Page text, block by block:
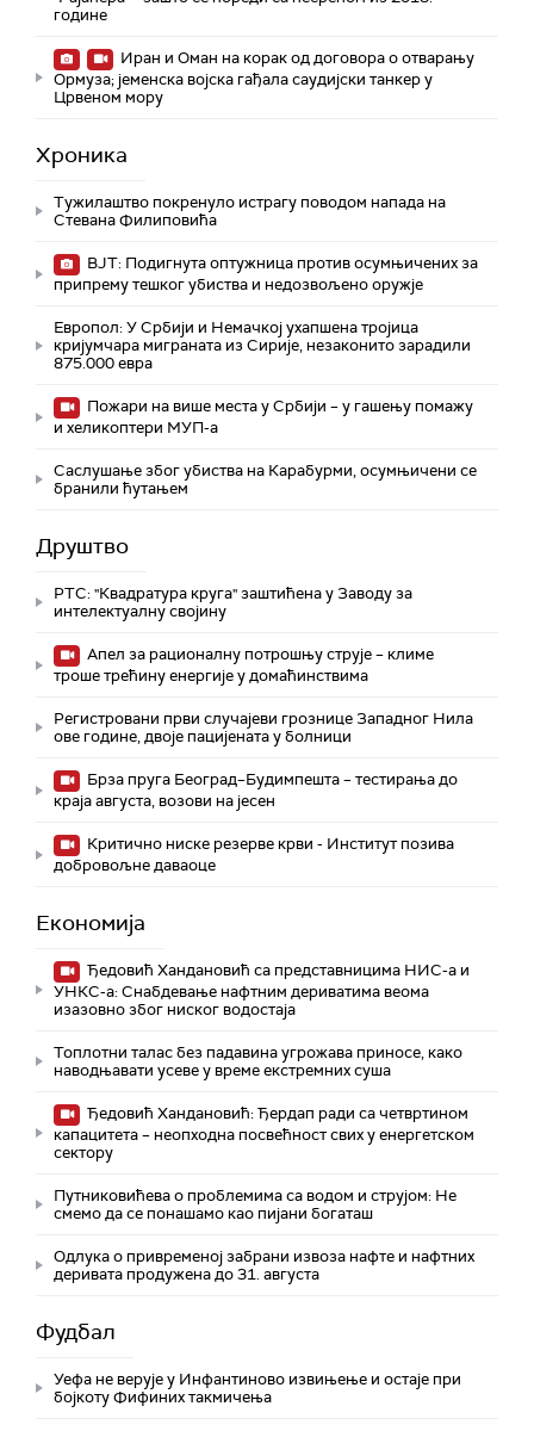
године
Иран и Оман на корак од договора о отварању
Ормуза; jеменска војска гађала саудијски танкер у
Црвеном мору
Хроника
Тужилаштво покренуло истрагу поводом напада на
Стевана Филиповића
ВЈТ: Подигнута оптужница против осумњичених за
припрему тешког убиства и недозвољено оружје
Европол: У Србији и Немачкој ухапшена тројица
кријумчара миграната из Сирије, незаконито зарадили
875.000 евра
Пожари на више места у Србији – у гашењу помажу
и хеликоптери МУП-а
Саслушање због убиства на Карабурми, осумњичени се
бранили ћутањем
Друштво
РТС: "Квадратура круга" заштићена у Заводу за
интелектуалну својину
Апел за рационалну потрошњу струје – климе
троше трећину енергије у домаћинствима
Регистровани први случајеви грознице Западног Нила
ове године, двоје пацијената у болници
Брза пруга Београд–Будимпешта – тестирања до
краја августа, возови на јесен
Критично ниске резерве крви - Институт позива
добровољне даваоце
Економија
Ђедовић Хандановић са представницима НИС-а и
УНКС-а: Снабдевање нафтним дериватима веома
изазовно због ниског водостаја
Топлотни талас без падавина угрожава приносе, како
наводњавати усеве у време екстремних суша
Ђедовић Хандановић: Ђердап ради са четвртином
капацитета – неопходна посвећност свих у енергетском
сектору
Путниковићева о проблемима са водом и струјом: Не
смемо да се понашамо као пијани богаташ
Одлука о привременој забрани извоза нафте и нафтних
деривата продужена до 31. августа
Фудбал
Уефа не верује у Инфантиново извињење и остаје при
бојкоту Фифиних такмичења